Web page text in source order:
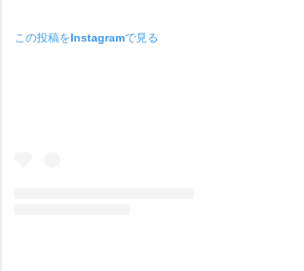
この投稿をInstagramで見る